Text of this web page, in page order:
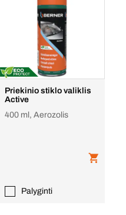
Priekinio stiklo valiklis
Active
400 ml, Aerozolis
Palyginti